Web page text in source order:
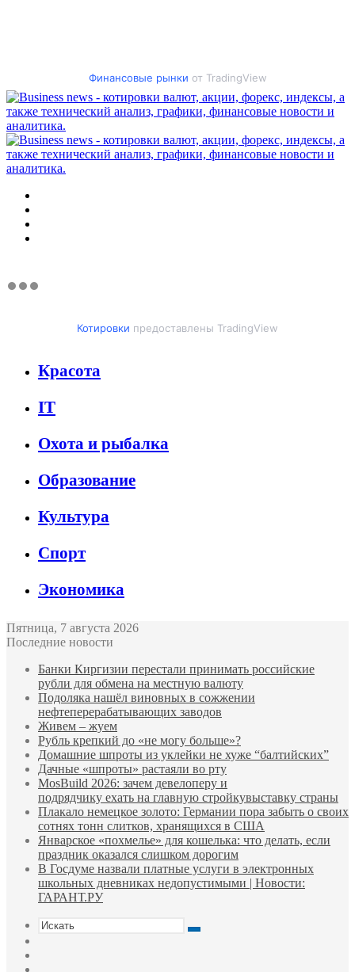
Финансовые рынки от TradingView
Котировки предоставлены TradingView
Красота
IT
Охота и рыбалка
Образование
Культура
Спорт
Экономика
Пятница, 7 августа 2026
Последние новости
Банки Киргизии перестали принимать российские
рубли для обмена на местную валюту
Подоляка нашёл виновных в сожжении
нефтеперерабатывающих заводов
Живем – жуем
Рубль крепкий до «не могу больше»?
Домашние шпроты из уклейки не хуже “балтийских”
Дачные «шпроты» растаяли во рту
MosBuild 2026: зачем девелоперу и
подрядчиĸу ехать на главную стройĸувыставĸу страны
Плакало немецкое золото: Германии пора забыть о своих
сотнях тонн слитков, хранящихся в США
Январское «похмелье» для кошелька: что делать, если
праздник оказался слишком дорогим
В Госдуме назвали платные услуги в электронных
школьных дневниках недопустимыми | Новости:
ГАРАНТ.РУ
Искать